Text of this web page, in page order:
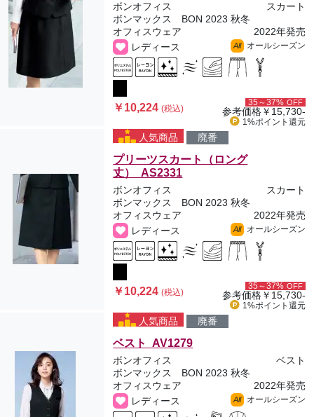
ボンオフィス
スカート
ボンマックス BON 2023 秋冬
オフィスウェア
2022年発売
レディース
All オールシーズン
￥10,224(税込)
35～37% OFF
参考価格￥15,730-
1%ポイント 還元
人気商品 廃番
プリーツスカート（ロング
丈） AS2331
ボンオフィス
スカート
ボンマックス BON 2023 秋冬
オフィスウェア
2022年発売
レディース
All オールシーズン
￥10,224(税込)
35～37% OFF
参考価格￥15,730-
1%ポイント 還元
人気商品 廃番
ベスト AV1279
ボンオフィス
ベスト
ボンマックス BON 2023 秋冬
オフィスウェア
2022年発売
レディース
All オールシーズン